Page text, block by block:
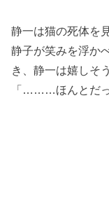
静一は猫の死体を
静子が笑みを浮か
き、静一は嬉しそ
「………ほんとだっ